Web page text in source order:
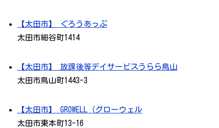
【太田市】 ぐろうあっぷ
太田市細谷町1414
【太田市】 放課後等デイサービスうらら鳥山
太田市鳥山町1443-3
【太田市】 GROWELL（グローウェル
太田市東本町13-16